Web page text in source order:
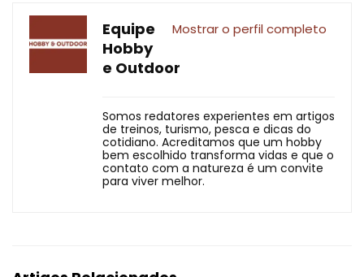
Mostrar o perfil completo
Equipe
Hobby
e Outdoor
Somos redatores experientes em artigos
de treinos, turismo, pesca e dicas do
cotidiano. Acreditamos que um hobby
bem escolhido transforma vidas e que o
contato com a natureza é um convite
para viver melhor.